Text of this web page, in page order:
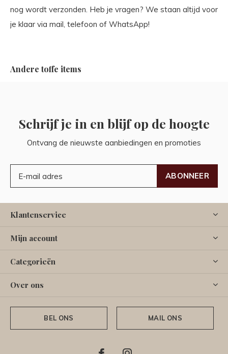
nog wordt verzonden. Heb je vragen? We staan altijd voor
je klaar via mail, telefoon of WhatsApp!
Andere toffe items
Schrijf je in en blijf op de hoogte
Ontvang de nieuwste aanbiedingen en promoties
ABONNEER
Klantenservice
Mijn account
Categorieën
Over ons
BEL ONS MAIL ONS